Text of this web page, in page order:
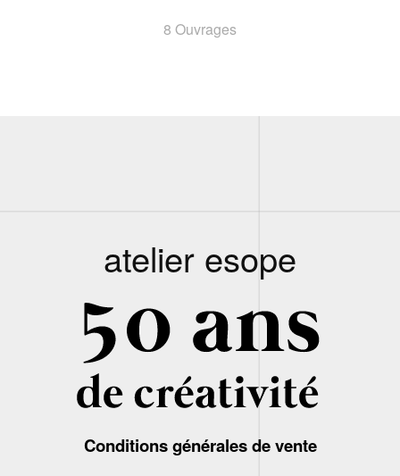
8 Ouvrages
atelier esope
Conditions générales de vente